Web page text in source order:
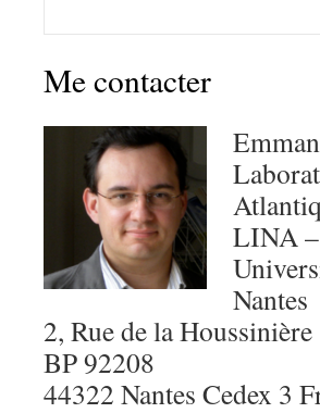
Me contacter
LINA
Nantes
2, Rue de la Houssinière
BP 92208
44322 Nantes Cedex 3